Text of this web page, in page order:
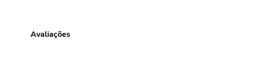
Avaliações